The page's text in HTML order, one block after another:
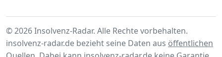
© 2026 Insolvenz-Radar. Alle Rechte vorbehalten.
insolvenz-radar.de bezieht seine Daten aus öffentlichen